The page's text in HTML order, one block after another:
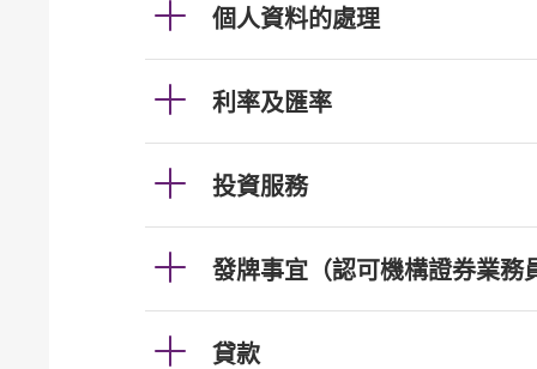
個人資料的處理
利率及匯率
投資服務
發牌事宜（認可機構證券業務
貸款